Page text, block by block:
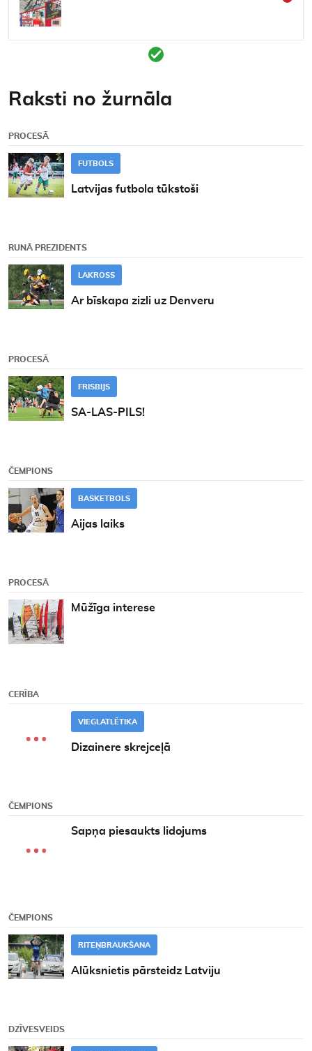
Raksti no žurnāla
PROCESĀ
FUTBOLS
Latvijas futbola tūkstoši
RUNĀ PREZIDENTS
LAKROSS
Ar bīskapa zizli uz Denveru
PROCESĀ
FRISBIJS
SA-LAS-PILS!
ČEMPIONS
BASKETBOLS
Aijas laiks
PROCESĀ
Mūžīga interese
CERĪBA
VIEGLATLĒTIKA
Dizainere skrejceļā
ČEMPIONS
Sapņa piesaukts lidojums
ČEMPIONS
RITEŅBRAUKŠANA
Alūksnietis pārsteidz Latviju
DZĪVESVEIDS